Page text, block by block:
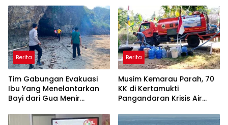
Berita
Tim Gabungan Evakuasi
Ibu Yang Menelantarkan
Bayi dari Gua Menir
Pangandaran
Berita
Musim Kemarau Parah, 70
KK di Kertamukti
Pangandaran Krisis Air
BPBD Gerak Cepat